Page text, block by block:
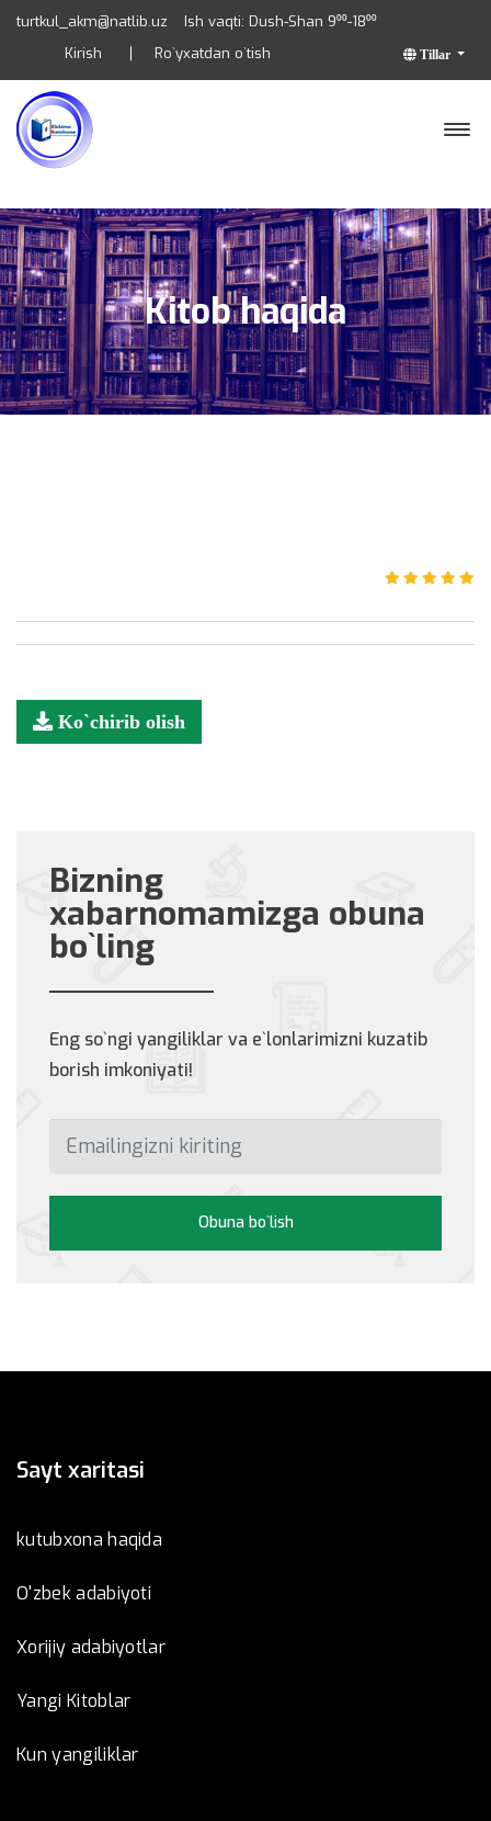
turtkul_akm@natlib.uz Ish vaqti: Dush-Shan 9⁰⁰-18⁰⁰
Tillar
Kirish Ro`yxatdan o`tish
Kitob haqida
Ko`chirib olish
Bizning
xabarnomamizga obuna
bo`ling
Eng so`ngi yangiliklar va e`lonlarimizni kuzatib
borish imkoniyati!
Obuna bo`lish
Sayt xaritasi
kutubxona haqida
O'zbek adabiyoti
Xorijiy adabiyotlar
Yangi Kitoblar
Kun yangiliklar